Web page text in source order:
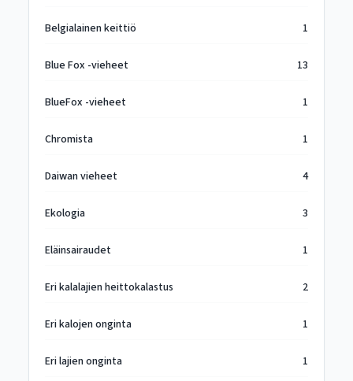
Belgialainen keittiö 1
Blue Fox -vieheet 13
BlueFox -vieheet 1
Chromista 1
Daiwan vieheet 4
Ekologia 3
Eläinsairaudet 1
Eri kalalajien heittokalastus 2
Eri kalojen onginta 1
Eri lajien onginta 1